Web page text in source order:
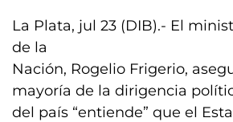
La Plata, jul 23 (DIB).- El
de la
Nación, Rogelio Frigerio,
mayoría de la dirigencia
del país “entiende” que el